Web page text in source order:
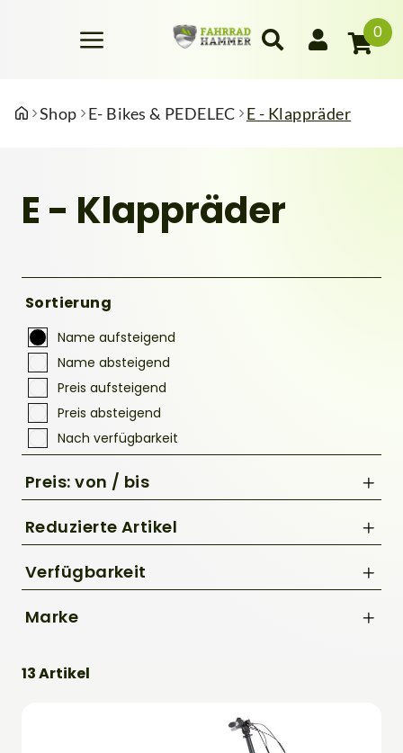
0
Shop E- Bikes & PEDELEC E - Klappräder
E - Klappräder
Sortierung
Name aufsteigend
Name absteigend
Preis aufsteigend
Preis absteigend
Nach verfügbarkeit
Preis: von / bis
Reduzierte Artikel
Nur Reduzierte Artikel anzeigen
Verfügbarkeit
Marke
CUBE
13 Artikel